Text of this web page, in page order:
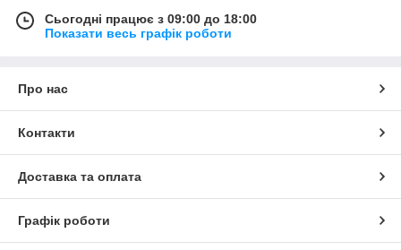
Сьогодні працює з 09:00 до 18:00
Показати весь графік роботи
Про нас
Контакти
Доставка та оплата
Графік роботи